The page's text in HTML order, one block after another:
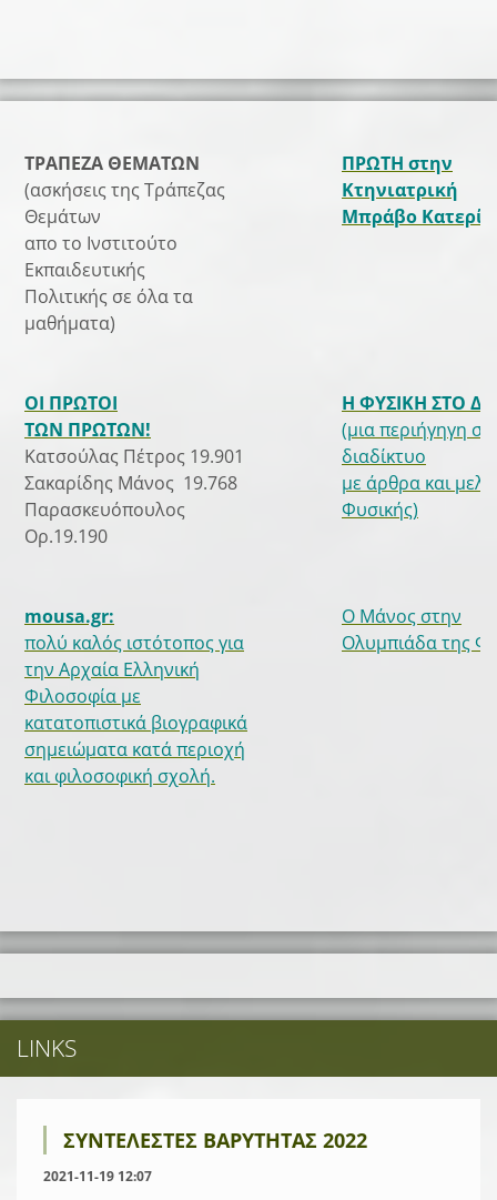
ΤΡΑΠΕΖΑ ΘΕΜΑΤΩΝ
(ασκήσεις της Τράπεζας
Θεμάτων
απο το Ινστιτούτο
Εκπαιδευτικής
Πολιτικής σε όλα τα
μαθήματα)
ΠΡΩΤΗ στην
Κτηνιατρική
Μπράβο
ΟΙ ΠΡΩΤΟΙ
ΤΩΝ ΠΡΩΤΩΝ!
Κατσούλας Πέτρος 19.901
Σακαρίδης Μάνος 19.768
Παρασκευόπουλος
Ορ.19.190
Η ΦΥΣΙΚΗ ΣΤΟ
(μια περιήγηγη
διαδίκτυο
με άρθρα και
Φυσικής)
mousa.gr:
πολύ καλός ιστότοπος για
την Αρχαία Ελληνική
Φιλοσοφία με
κατατοπιστικά βιογραφικά
σημειώματα κατά περιοχή
και φιλοσοφική σχολή.
Ο Μάνος στην
Ολυμπιάδα της
LINKS
ΣΥΝΤΕΛΕΣΤΕΣ ΒΑΡΥΤΗΤΑΣ 2022
2021-11-19 12:07